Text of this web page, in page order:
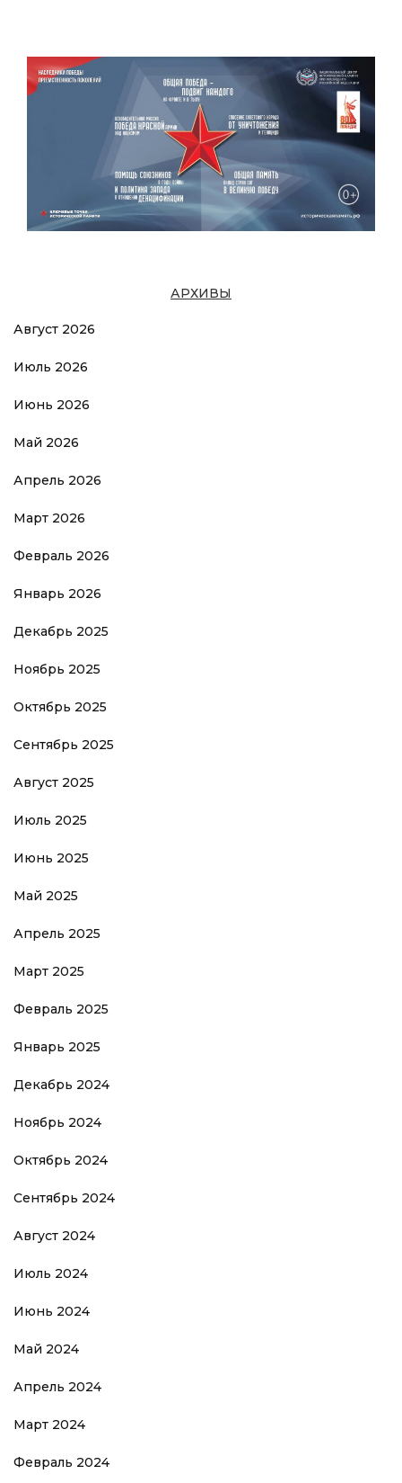
АРХИВЫ
Август 2026
Июль 2026
Июнь 2026
Май 2026
Апрель 2026
Март 2026
Февраль 2026
Январь 2026
Декабрь 2025
Ноябрь 2025
Октябрь 2025
Сентябрь 2025
Август 2025
Июль 2025
Июнь 2025
Май 2025
Апрель 2025
Март 2025
Февраль 2025
Январь 2025
Декабрь 2024
Ноябрь 2024
Октябрь 2024
Сентябрь 2024
Август 2024
Июль 2024
Июнь 2024
Май 2024
Апрель 2024
Март 2024
Февраль 2024